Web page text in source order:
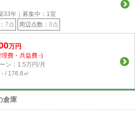
33年｜募集中： 1室
7点 周辺点数： 0点
万円
理費・共益費 -)
ン：1.5万円/月
/ 176.6㎡
倉庫